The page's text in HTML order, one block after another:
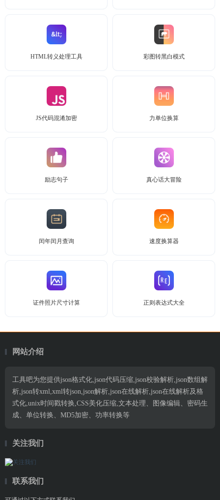
HTML转义处理工具 彩图转黑白模式
JS代码混淆加密 力单位换算
励志句子 真心话大冒险
闰年闰月查询 速度换算器
证件照片尺寸计算 正则表达式大全
网站介绍
工具吧为您提供json格式化,json代码压缩,json校验解析,json数组解
析,json转xml,xml转json,json解析,json在线解析,json在线解析及格
式化,unix时间戳转换,CSS美化压缩,文本处理、图像编辑、密码生
成、单位转换、MD5加密、功率转换等
关注我们
联系我们